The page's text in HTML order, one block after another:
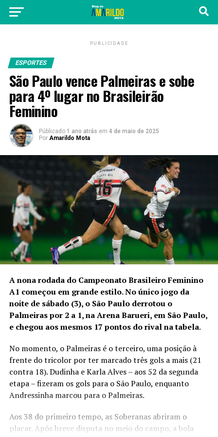
PUBLICIDADE
ESPORTES
São Paulo vence Palmeiras e sobe
para 4º lugar no Brasileirão
Feminino
Públicado 1 ano atrás em 4 de maio de 2025
Por Amarildo Mota
A nona rodada do Campeonato Brasileiro Feminino
A1 começou em grande estilo. No único jogo da
noite de sábado (3), o São Paulo derrotou o
Palmeiras por 2 a 1, na Arena Barueri, em São Paulo,
e chegou aos mesmos 17 pontos do rival na tabela.
No momento, o Palmeiras é o terceiro, uma posição à
frente do tricolor por ter marcado três gols a mais (21
contra 18). Dudinha e Karla Alves – aos 52 da segunda
etapa – fizeram os gols para o São Paulo, enquanto
Andressinha marcou para o Palmeiras.
Aos 38 do primeiro tempo, as Soberanas abriram o
placar. Após breve disputa no meio do campo, a bola